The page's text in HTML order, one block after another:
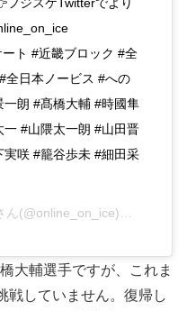
ジスケTwitterでより
ト #近畿ブロック #全
全日本ノービス #への
朗 #髙橋大輔 #時國隼
#山隈太一朗 #山田晋
咲 #籠谷歩未 #細田采
(@online_on_ice)がシェアした投稿 –
大輔選手ですが、これま
戦していません。復帰し